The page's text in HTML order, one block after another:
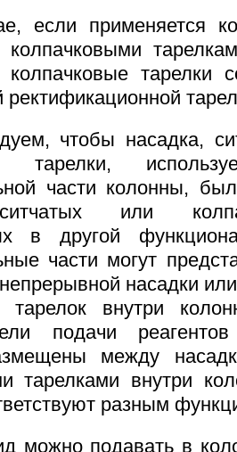
если применяется
колпачковыми
тарелки
ректификационной
чтобы насадка,
тарелки,
части колонны,
или
в другой
части могут
насадки
тарелок внутри
подачи
между
тарелками внутри
разным
можно подавать в